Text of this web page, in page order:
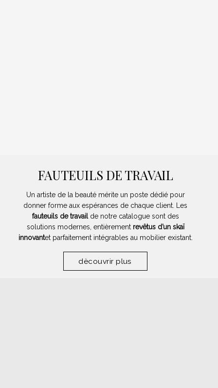
FAUTEUILS DE TRAVAIL
Un artiste de la beauté mérite un poste dédié pour
donner forme aux espérances de chaque client. Les
fauteuils de travailde notre catalogue sont des
solutions modernes, entièrement revêtus d’un skaï
innovantet parfaitement intégrables au mobilier existant.
dècouvrir plus